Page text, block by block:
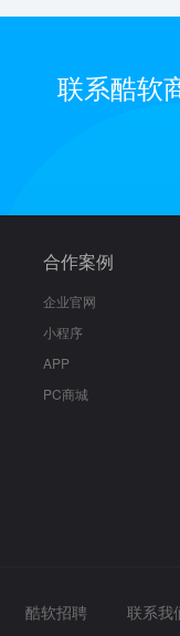
联系酷软
合作案例
企业官网
小程序
APP
PC商城
酷软招聘 联系我